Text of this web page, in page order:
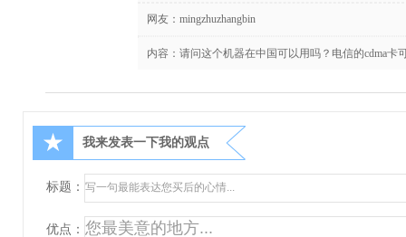
网友： mingzhuzhangbin
内容：请问这个机器在中国可以用吗？电信的cdma卡
★ 我来发表一下我的观点
标题：
优点：